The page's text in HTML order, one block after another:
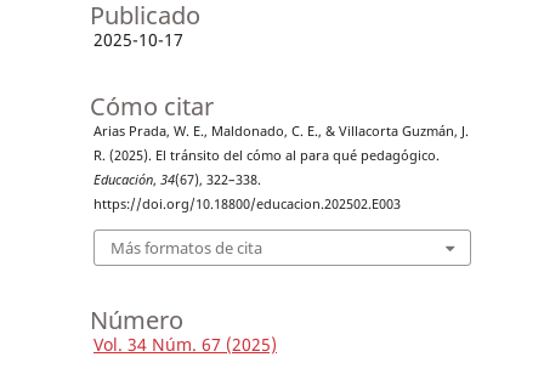
Publicado
2025-10-17
Cómo citar
Arias Prada, W. E., Maldonado, C. E., & Villacorta Guzmán, J.
R. (2025). El tránsito del cómo al para qué pedagógico.
Educación, 34(67), 322–338.
https://doi.org/10.18800/educacion.202502.E003
Más formatos de cita
Número
Vol. 34 Núm. 67 (2025)